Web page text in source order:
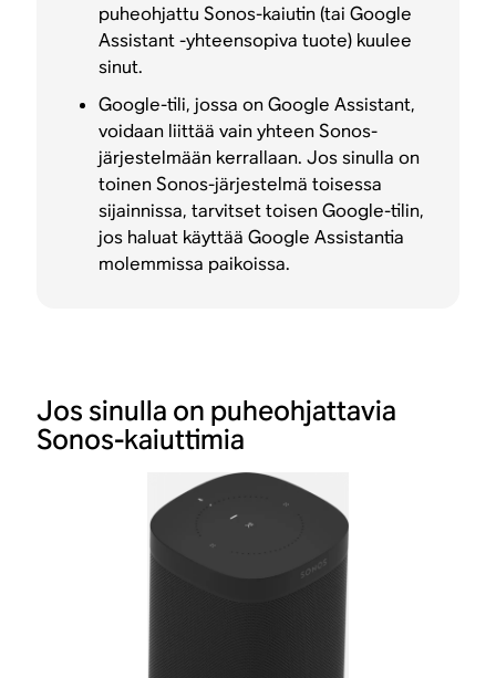
puheohjattu Sonos-kaiutin (tai Google
Assistant -yhteensopiva tuote) kuulee
sinut.
Google-tili, jossa on Google Assistant,
voidaan liittää vain yhteen Sonos-
järjestelmään kerrallaan. Jos sinulla on
toinen Sonos-järjestelmä toisessa
sijainnissa, tarvitset toisen Google-tilin,
jos haluat käyttää Google Assistantia
molemmissa paikoissa.
Jos sinulla on puheohjattavia
Sonos-kaiuttimia